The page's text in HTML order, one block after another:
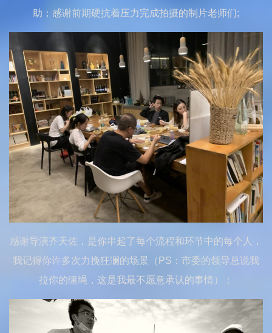
助；感谢前期硬抗着压力完成拍摄的制片老师们;
感谢导演齐天佐，是你串起了每个流程和环节中的每个人，
我记得你许多次力挽狂澜的场景（PS：市委的领导总说我
拉你的缰绳，这是我最不愿意承认的事情）；